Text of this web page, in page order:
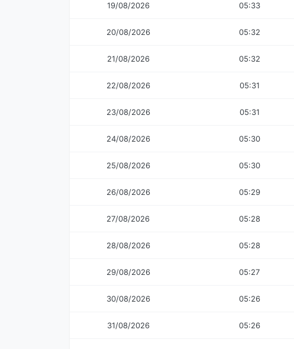
19/08/2026 05:33
20/08/2026 05:32
21/08/2026 05:32
22/08/2026 05:31
23/08/2026 05:31
24/08/2026 05:30
25/08/2026 05:30
26/08/2026 05:29
27/08/2026 05:28
28/08/2026 05:28
29/08/2026 05:27
30/08/2026 05:26
31/08/2026 05:26